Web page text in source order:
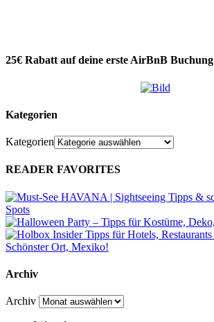
25€ Rabatt auf deine erste AirBnB Buchung
Kategorien
Kategorien
READER FAVORITES
Archiv
Archiv